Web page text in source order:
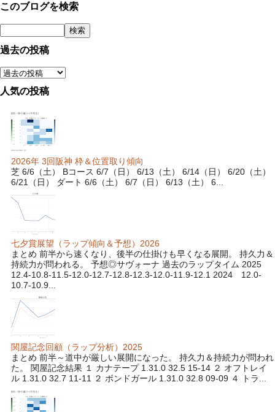
このブログを検索
過去の投稿
人気の投稿
2026年 3回阪神 枠＆位置取り傾向
芝 6/6（土） Bコース 6/7（日） 6/13（土） 6/14（日） 6/20（土）
6/21（日） ダート 6/6（土） 6/7（日） 6/13（土） 6...
七夕賞展望（ラップ傾向＆予想）2026
まとめ 前半から速くなり、後半の仕掛けも早くなる展開。 持久力＆
持続力が問われる。 予想◎サヴォーナ 過去のラップタイム 2025
12.4-10.8-11.5-12.0-12.7-12.8-12.3-12.0-11.9-12.1 2024 12.0-
10.7-10.9...
関屋記念回顧（ラップ分析）2025
まとめ 前半～道中が厳しい展開になった。 持久力＆持続力が問われ
た。 関屋記念結果 １ カナテープ 1.31.0 32.5 15-14 ２ オフトレイ
ル 1.31.0 32.7 11-11 ２ ボンドガール 1.31.0 32.8 09-09 ４ トラ...